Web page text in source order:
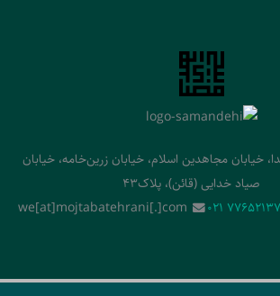
خیابان مجاهدین اسلام، خیابان زرین‌خامه، خیابان
صیاد خدایی (قائن)، پلاک43
‭021 77652137‬
we[at]mojtabatehrani[.]com